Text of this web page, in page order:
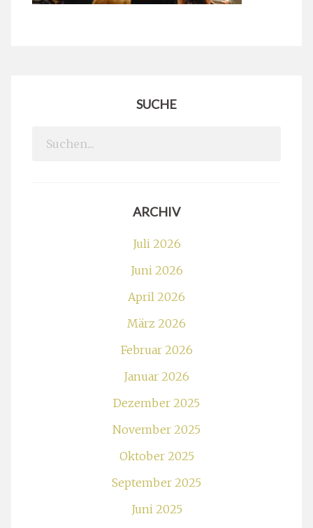
SUCHE
Search
ARCHIV
Juli 2026
Juni 2026
April 2026
März 2026
Februar 2026
Januar 2026
Dezember 2025
November 2025
Oktober 2025
September 2025
Juni 2025